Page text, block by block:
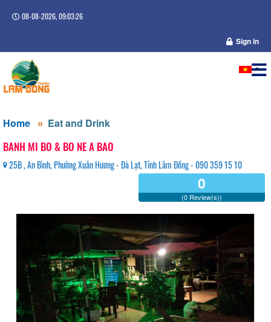
08-08-2026, 09:03:26
Sign in
Home Eat and Drink
BANH MI BO & BO NE A BAO
25B , An Bình, Phường Xuân Hương - Đà Lạt, Tỉnh Lâm Đồng - 090 359 15 10
0
(0 Review(s))